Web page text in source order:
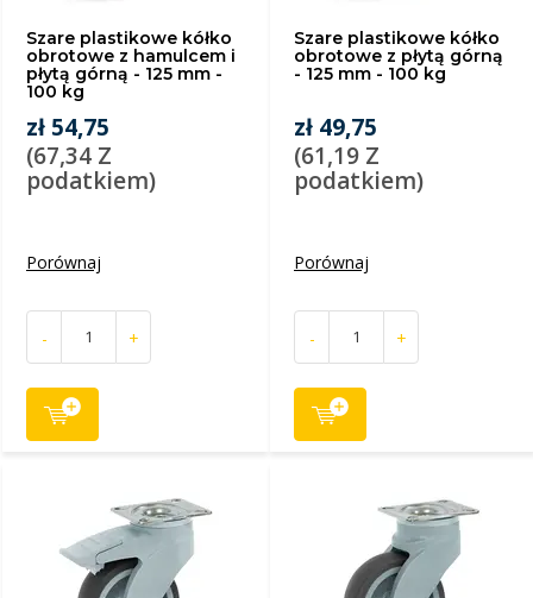
Szare plastikowe kółko
obrotowe z hamulcem i
płytą górną - 125 mm -
100 kg
zł 54,75
(67,34 Z
podatkiem)
Porównaj
- +
Szare plastikowe kółko
obrotowe z płytą górną
- 125 mm - 100 kg
zł 49,75
(61,19 Z
podatkiem)
Porównaj
- +